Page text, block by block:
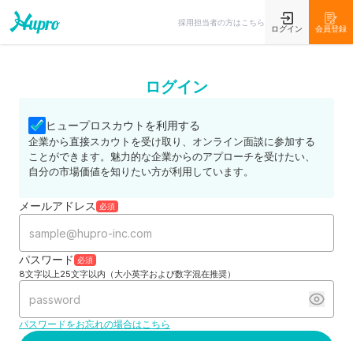
採用担当者の方はこちら
ログイン 会員登録
ログイン
ヒュープロスカウトを利用する
企業から直接スカウトを受け取り、オンライン面談に参加する
ことができます。魅力的な企業からのアプローチを受けたい、
自分の市場価値を知りたい方が利用しています。
メールアドレス 必須
パスワード 必須
8文字以上25文字以内（大小英字および数字混在推奨）
パスワードをお忘れの場合はこちら